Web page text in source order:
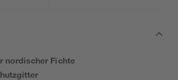
nordischer Fichte